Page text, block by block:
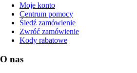
Moje konto
Centrum pomocy
Śledź zamówienie
Zwróć zamówienie
Kody rabatowe
O nas